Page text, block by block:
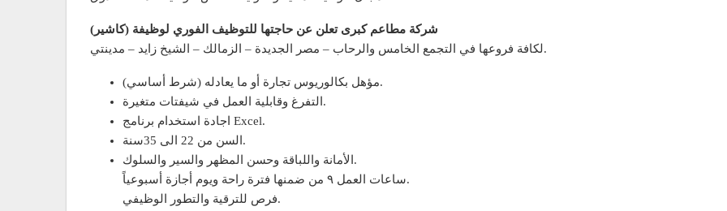
شركة مطاعم كبرى تعلن عن حاجتها للتوظيف الفوري لوظيفة (كاشير)
لكافة فروعها في التجمع الخامس والرحاب – مصر الجديدة – الزمالك – الشيخ زايد – مدينتي.
مؤهل بكالوريوس تجارة أو ما يعادله (شرط أساسي).
التفرغ وقابلية العمل في شيفتات متغيرة.
اجادة استخدام برنامج Excel.
السن من 22 الى 35سنة.
الأمانة واللباقة وحسن المظهر والسير والسلوك.
ساعات العمل ٩ من ضمنها فترة راحة ويوم أجازة أسبوعياً.
فرص للترقية والتطور الوظيفي.